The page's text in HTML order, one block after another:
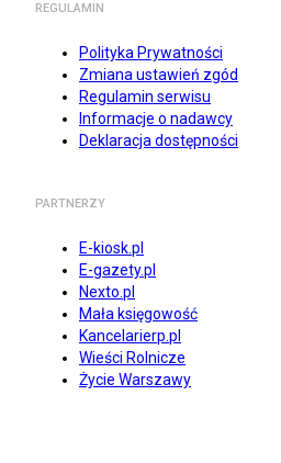
REGULAMIN
Polityka Prywatności
Zmiana ustawień zgód
Regulamin serwisu
Informacje o nadawcy
Deklaracja dostępności
PARTNERZY
E-kiosk.pl
E-gazety.pl
Nexto.pl
Mała księgowość
Kancelarierp.pl
Wieści Rolnicze
Życie Warszawy